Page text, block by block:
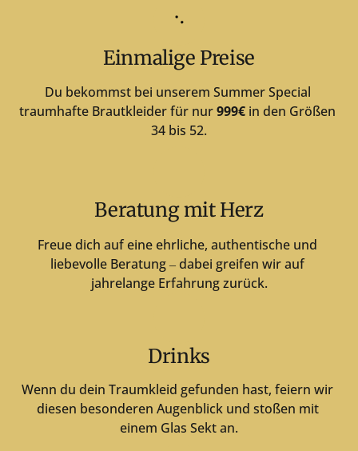
Einmalige Preise
Du bekommst bei unserem Summer Special
traumhafte Brautkleider für nur 999€ in den Größen
34 bis 52.
Beratung mit Herz
Freue dich auf eine ehrliche, authentische
liebevolle Beratung ‒dabei greifen wir
auf
jahrelange Erfahrung zurück.
Drinks
Wenn du dein Traumkleid gefunden hast, feiern
diesen besonderen Augenblick und stoßen
mit
einem Glas Sekt an.